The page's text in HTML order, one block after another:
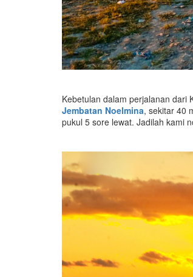
Kebetulan dalam perjalanan dari
Jembatan Noelmina, sekitar 40
pukul 5 sore lewat. Jadilah kami